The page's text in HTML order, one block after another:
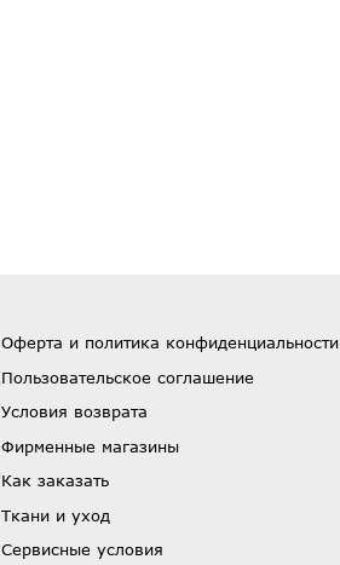
Оферта и политика конфиденциальности
Пользовательское соглашение
Условия возврата
Фирменные магазины
Как заказать
Ткани и уход
Сервисные условия